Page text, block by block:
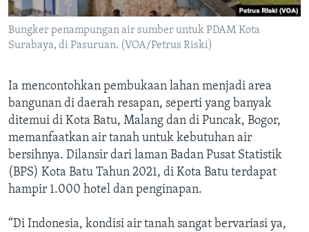
Bungker penampungan air sumber untuk PDAM Kota
Surabaya, di Pasuruan. (VOA/Petrus Riski)
Ia mencontohkan pembukaan lahan menjadi area
bangunan di daerah resapan, seperti yang banyak
ditemui di Kota Batu, Malang dan di Puncak, Bogor,
memanfaatkan air tanah untuk kebutuhan air
bersihnya. Dilansir dari laman Badan Pusat Statistik
(BPS) Kota Batu Tahun 2021, di Kota Batu terdapat
hampir 1.000 hotel dan penginapan.
“Di Indonesia, kondisi air tanah sangat bervariasi ya,